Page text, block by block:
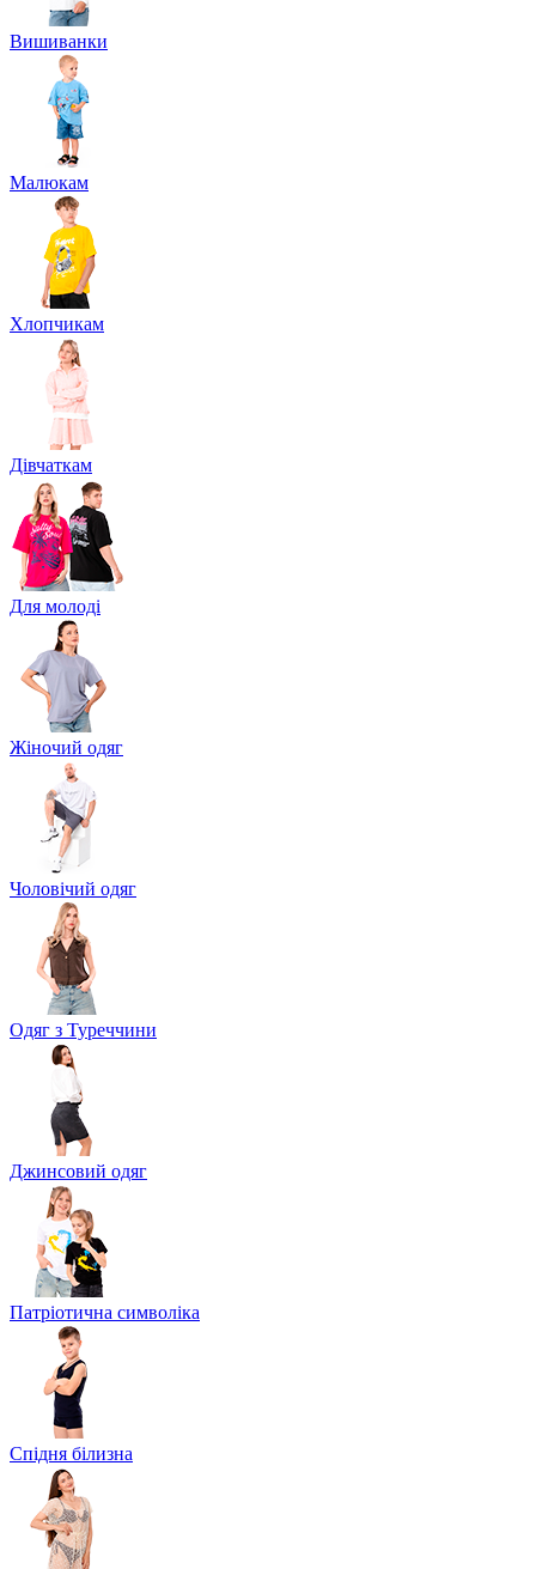
Вишиванки
Малюкам
Хлопчикам
Дівчаткам
Для молоді
Жіночий одяг
Чоловічий одяг
Одяг з Туреччини
Джинсовий одяг
Патріотична символіка
Спідня білизна